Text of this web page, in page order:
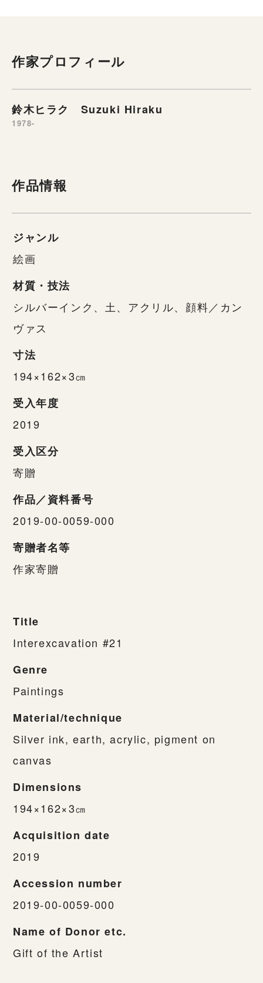
作家プロフィール
鈴木ヒラク Suzuki Hiraku
1978-
作品情報
ジャンル
絵画
材質・技法
シルバーインク、土、アクリル、顔料／カン
ヴァス
寸法
194×162×3㎝
受入年度
2019
受入区分
寄贈
作品／資料番号
2019-00-0059-000
寄贈者名等
作家寄贈
Title
Interexcavation #21
Genre
Paintings
Material/technique
Silver ink, earth, acrylic, pigment on
canvas
Dimensions
194×162×3㎝
Acquisition date
2019
Accession number
2019-00-0059-000
Name of Donor etc.
Gift of the Artist